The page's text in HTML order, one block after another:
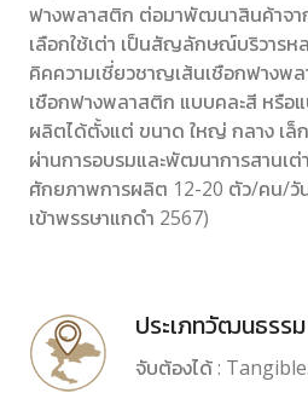
ฟางพลาสติก ต่อมาพัฒนาสินค้าจา
เลือกใช้เต่า เป็นสัญลักษณ์บริวารห
คิคความเชี่ยวชาญเส้นเชือกฟางพ
เชือกฟางพลาสติก แบบคละสี หรือ
ผลิตได้ตั้งแต่ ขนาด ใหญ่ กลาง เล็
ผ่านการอบรมและพัฒนาการสานเ
ศักยภาพการผลิต 12-20 ตัว/คน/วัน
เข้าพรรษาแกดำ 2567)
ประเภทวัฒนธรรม
จับต้องได้ : Tangible.